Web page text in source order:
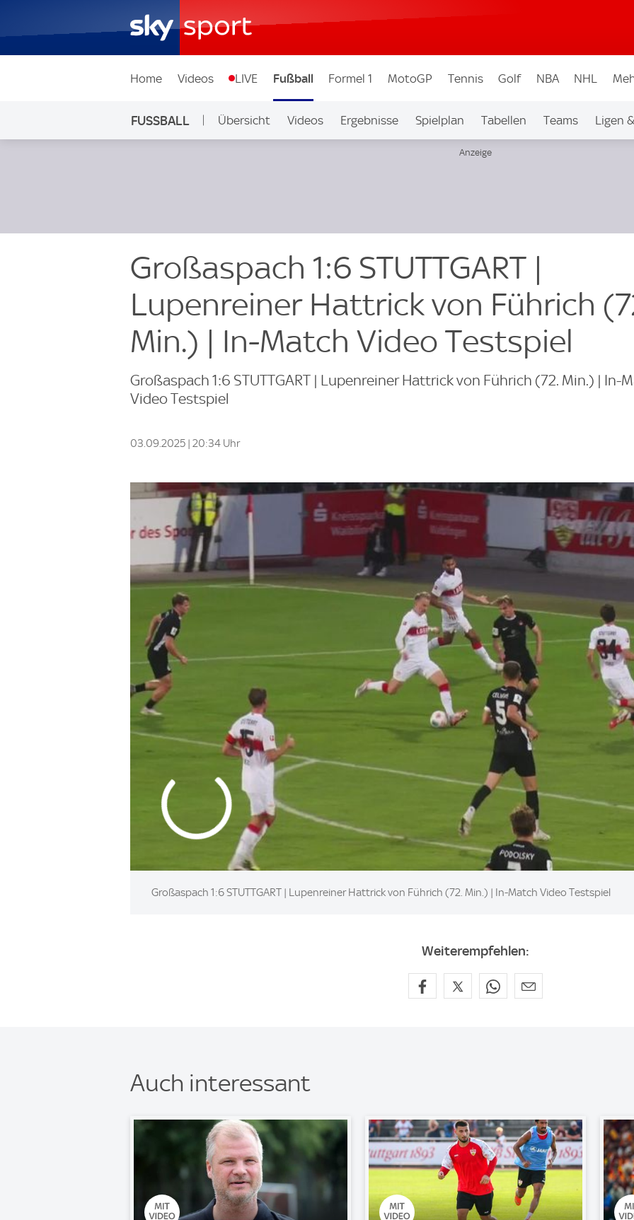
Home Videos LIVE Fußball Formel 1 MotoGP Tennis Golf NBA NHL
FUSSBALL Übersicht Videos Ergebnisse Spielplan Tabellen Teams Ligen
Großaspach 1:6 STUTTGART |
Lupenreiner Hattrick von Führich
Min.) | In-Match Video Testspiel
Großaspach 1:6 STUTTGART | Lupenreiner Hattrick von Führich (72. Min.) | In-
Video Testspiel
03.09.2025 | 20:34 Uhr
Großaspach 1:6 STUTTGART | Lupenreiner Hattrick von Führich (72. Min.) | In-Match Video Testspiel
Weiterempfehlen:
Auch interessant